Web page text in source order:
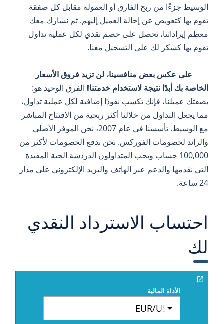
الوسيط جزءًا من ربح الفارق أو العمولة مقابل كل صفقة
تقوم بها كتعويض عن إحالة العميل إليهم. ثم نشارك معك
معظم إيراداتنا، تحصل على خصم نقدي لكل عملية تداول
تقوم بها كشكر لك على التسجيل معنا.
على عكس بعض منافسينا، لن تزيد فروق الأسعار
الخاصة بك أبدًا نتيجة لاستخدام خدمتنا! الفرق الوحيد هو:
بصفتك عميلنا، فإنك تكسب نقودًا إضافية لكل عملية تداول،
مما يجعل التداول من خلالنا أكثر ربحية من الافتتاح المباشر
مع الوسيط. تأسسنا في عام 2007، نحن الموفر الأصلي
والرائد لخصومات الفوركس. نحن ندفع الخصومات لأكثر من
100,000 حساب ويحب المتداولون الدردشة الحية المفيدة
التي نقدمها والدعم عبر الهاتف والبريد الإلكتروني على مدار
24 ساعة.
احتساب الاسترداد النقدي
لك
الأداة المالية
EUR/USD